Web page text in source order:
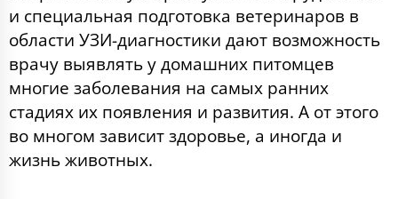
и специальная подготовка ветеринаров в
области УЗИ-диагностики дают возможность
врачу выявлять у домашних питомцев
многие заболевания на самых ранних
стадиях их появления и развития. А от этого
во многом зависит здоровье, а иногда и
жизнь животных.